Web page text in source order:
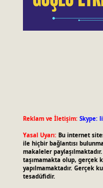
Reklam ve İletişim: Skype:
Yasal Uyarı: Bu internet
ile hiçbir bağlantısı
makaleler
taşımamakta olup, gerçek
yapılmamaktadır. Gerçek
tesadüfidir.